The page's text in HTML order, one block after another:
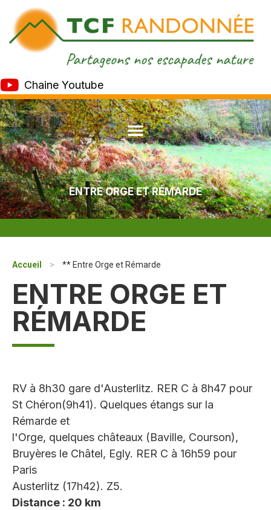
Chaine Youtube
ENTRE ORGE ET RÉMARDE
Accueil > ** Entre Orge et Rémarde
ENTRE ORGE ET
RÉMARDE
RV à 8h30 gare d'Austerlitz. RER C à 8h47 pour
St Chéron(9h41). Quelques étangs sur la
Rémarde et
l'Orge, quelques châteaux (Baville, Courson),
Bruyères le Châtel, Egly. RER C à 16h59 pour
Paris
Austerlitz (17h42). Z5.
Distance : 20 km